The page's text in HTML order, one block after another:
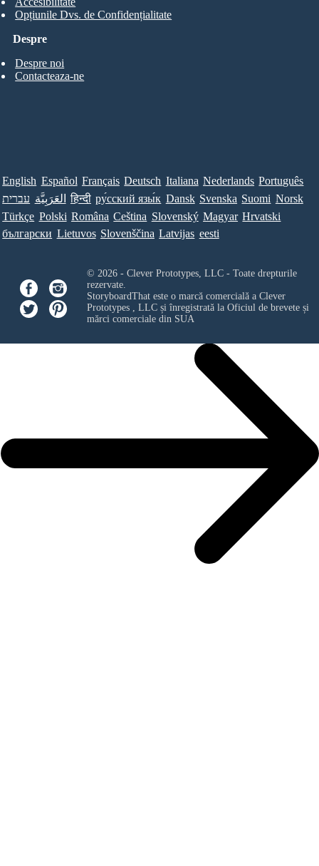
Despre
Despre noi
Contacteaza-ne
Opțiunile Dvs. de Confidențialitate
English Español Français Deutsch Italiana Nederlands Português
עברית العَرَبِيَّة हिन्दी ру́сский язы́к Dansk Svenska Suomi Norsk
Türkçe Polski Româna Ceština Slovenský Magyar Hrvatski
български Lietuvos Slovenščina Latvijas eesti
© 2026 - Clever Prototypes, LLC - Toate drepturile
rezervate.
StoryboardThat este o marcă comercială a Clever
Prototypes , LLCși înregistrată la Oficiul de brevete și
mărci comerciale din SUA